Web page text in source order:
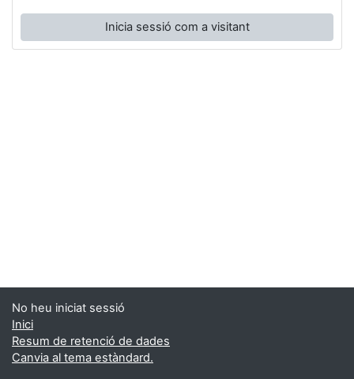
Inicia sessió com a visitant
No heu iniciat sessió
Inici
Resum de retenció de dades
Canvia al tema estàndard.